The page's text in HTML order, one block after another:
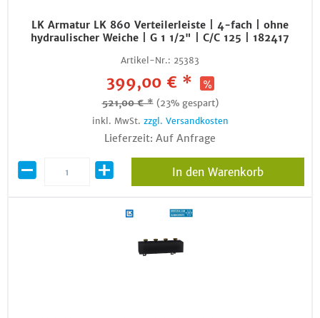
LK Armatur LK 860 Verteilerleiste | 4-fach | ohne
hydraulischer Weiche | G 1 1/2" | C/C 125 | 182417
Artikel-Nr.: 25383
399,00 € *
521,00 € * (23% gespart)
inkl. MwSt. zzgl. Versandkosten
Lieferzeit: Auf Anfrage
In den Warenkorb